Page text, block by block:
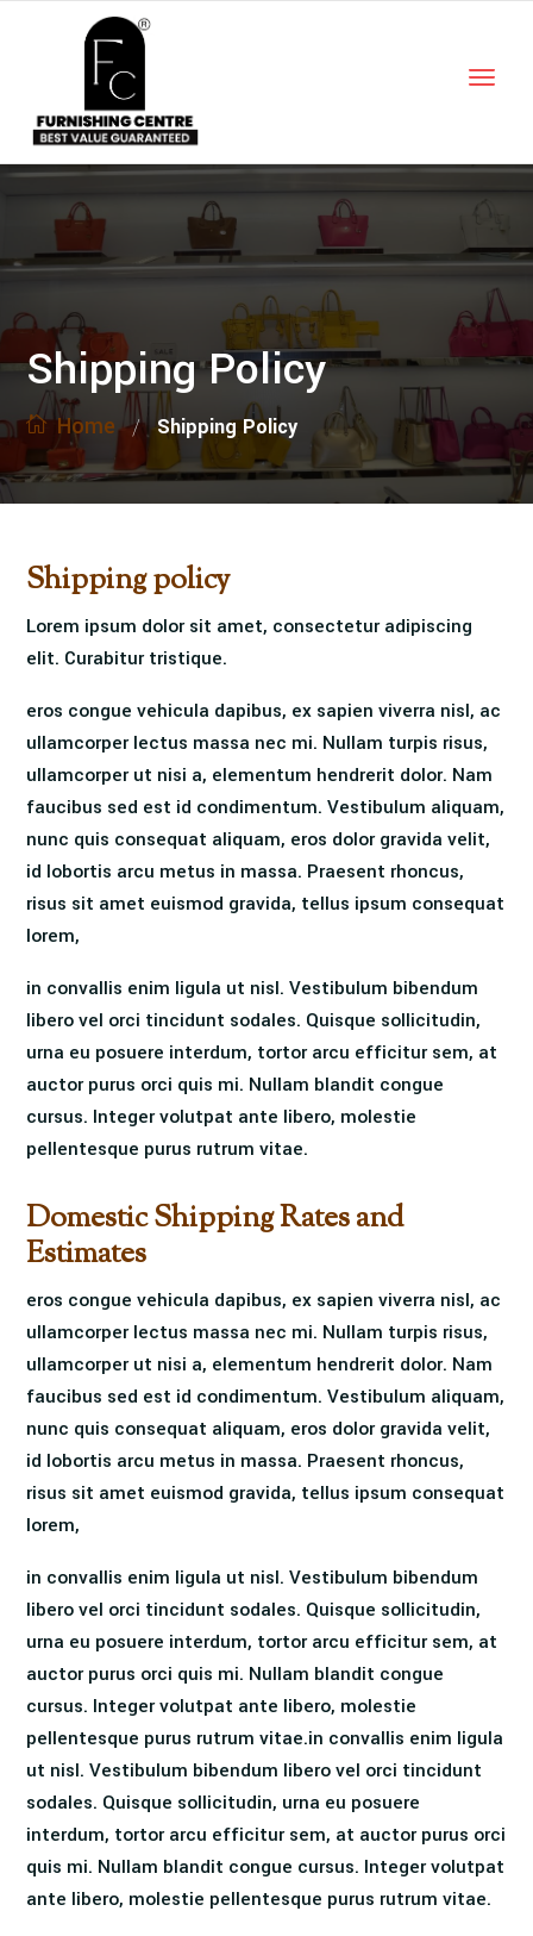
Shipping Policy
Home / Shipping Policy
Shipping policy
Lorem ipsum dolor sit amet, consectetur adipiscing
elit. Curabitur tristique.
eros congue vehicula dapibus, ex sapien viverra nisl, ac
ullamcorper lectus massa nec mi. Nullam turpis risus,
ullamcorper ut nisi a, elementum hendrerit dolor. Nam
faucibus sed est id condimentum. Vestibulum aliquam,
nunc quis consequat aliquam, eros dolor gravida velit,
id lobortis arcu metus in massa. Praesent rhoncus,
risus sit amet euismod gravida, tellus ipsum consequat
lorem,
in convallis enim ligula ut nisl. Vestibulum bibendum
libero vel orci tincidunt sodales. Quisque sollicitudin,
urna eu posuere interdum, tortor arcu efficitur sem, at
auctor purus orci quis mi. Nullam blandit congue
cursus. Integer volutpat ante libero, molestie
pellentesque purus rutrum vitae.
Domestic Shipping Rates and
Estimates
eros congue vehicula dapibus, ex sapien viverra nisl, ac
ullamcorper lectus massa nec mi. Nullam turpis risus,
ullamcorper ut nisi a, elementum hendrerit dolor. Nam
faucibus sed est id condimentum. Vestibulum aliquam,
nunc quis consequat aliquam, eros dolor gravida velit,
id lobortis arcu metus in massa. Praesent rhoncus,
risus sit amet euismod gravida, tellus ipsum consequat
lorem,
in convallis enim ligula ut nisl. Vestibulum bibendum
libero vel orci tincidunt sodales. Quisque sollicitudin,
urna eu posuere interdum, tortor arcu efficitur sem, at
auctor purus orci quis mi. Nullam blandit congue
cursus. Integer volutpat ante libero, molestie
pellentesque purus rutrum vitae.in convallis enim ligula
ut nisl. Vestibulum bibendum libero vel orci tincidunt
sodales. Quisque sollicitudin, urna eu posuere
interdum, tortor arcu efficitur sem, at auctor purus orci
quis mi. Nullam blandit congue cursus. Integer volutpat
ante libero, molestie pellentesque purus rutrum vitae.